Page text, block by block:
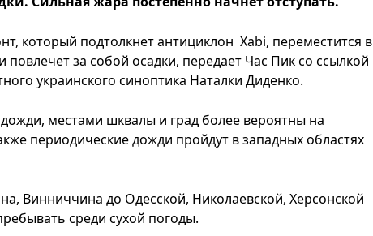
который подтолкнет антициклон Xabi, переместится в
за собой осадки, передает Час Пик со ссылкой
украинского синоптика Наталки Диденко.
местами шквалы и град более вероятны на
периодические дожди пройдут в западных областях
Винниччина до Одесской, Николаевской, Херсонской
среди сухой погоды.